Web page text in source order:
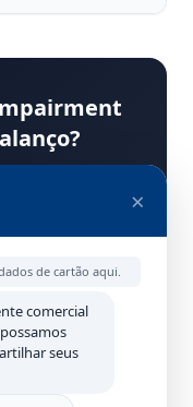
patrimonial
aceita pelas
com CPC
· Laudos
×
de cartão aqui.
comercial
seus